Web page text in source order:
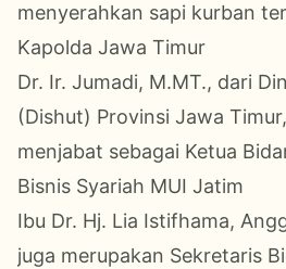
menyerahkan sapi kurban
Kapolda Jawa Timur
Dr. Ir. Jumadi, M.MT., dari
(Dishut) Provinsi Jawa
menjabat sebagai Ketua
Bisnis Syariah MUI Jatim
Ibu Dr. Hj. Lia Istifhama,
juga merupakan Sekretaris